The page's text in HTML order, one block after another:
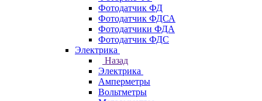
Фотодатчик ФД
Фотодатчик ФДСА
Фотодатчики ФДА
Фотодатчик ФДС
Электрика
Назад
Электрика
Амперметры
Вольтметры